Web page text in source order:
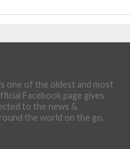
one of the oldest and most
Facebook page gives
to the news &
the world on the go.